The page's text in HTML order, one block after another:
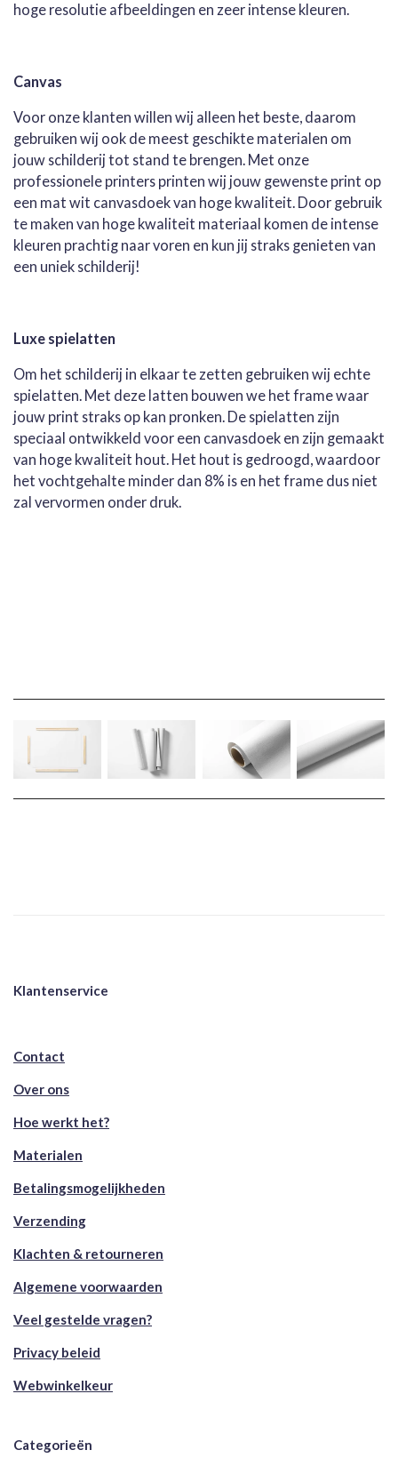
hoge resolutie afbeeldingen en zeer intense kleuren.
Canvas
Voor onze klanten willen wij alleen het beste, daarom
gebruiken wij ook de meest geschikte materialen om
jouw schilderij tot stand te brengen. Met onze
professionele printers printen wij jouw gewenste print op
een mat wit canvasdoek van hoge kwaliteit. Door gebruik
te maken van hoge kwaliteit materiaal komen de intense
kleuren prachtig naar voren en kun jij straks genieten van
een uniek schilderij!
Luxe spielatten
Om het schilderij in elkaar te zetten gebruiken wij echte
spielatten. Met deze latten bouwen we het frame waar
jouw print straks op kan pronken. De spielatten zijn
speciaal ontwikkeld voor een canvasdoek en zijn gemaakt
van hoge kwaliteit hout. Het hout is gedroogd, waardoor
het vochtgehalte minder dan 8% is en het frame dus niet
zal vervormen onder druk.
Klantenservice
Contact
Over ons
Hoe werkt het?
Materialen
Betalingsmogelijkheden
Verzending
Klachten & retourneren
Algemene voorwaarden
Veel gestelde vragen?
Privacy beleid
Webwinkelkeur
Categorieën